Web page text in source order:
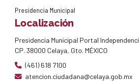
Presidencia Municipal
Localización
Presidencia Municipal Portal
CP. 38000 Celaya, Gto. MÉXICO
(461) 618 7100
atencion.ciudadana@celaya.gob.mx